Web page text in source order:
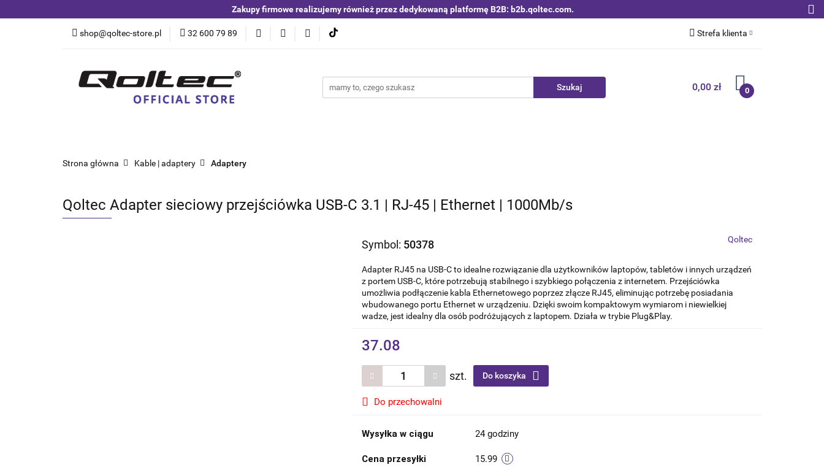
Zakupy firmowe realizujemy również przez dedykowaną platformę B2B: b2b.qoltec.com.
shop@qoltec-store.pl 32 600 79 89 Strefa klienta
Zarejestruj się
0,00 zł 0
Blog
Kategorie Czujniki i detektory Switche | Ethernet Anteny LTE 4G 5G
Strona główna Kable | adaptery Adaptery
Qoltec Adapter sieciowy przejściówka USB-C 3.1 | RJ-45 | Ethernet | 1000Mb/s
Symbol: 50378 Qoltec
Adapter RJ45 na USB-C to idealne rozwiązanie dla użytkowników laptopów, tabletów i innych urządzeń
z portem USB-C, które potrzebują stabilnego i szybkiego połączenia z internetem. Przejściówka
umożliwia podłączenie kabla Ethernetowego poprzez złącze RJ45, eliminując potrzebę posiadania
wbudowanego portu Ethernet w urządzeniu. Dzięki swoim kompaktowym wymiarom i niewielkiej
wadze, jest idealny dla osób podróżujących z laptopem. Działa w trybie Plug&Play.
37.08
szt. Do koszyka
Do przechowalni
Wysyłka w ciągu 24 godziny
Cena przesyłki 15.99